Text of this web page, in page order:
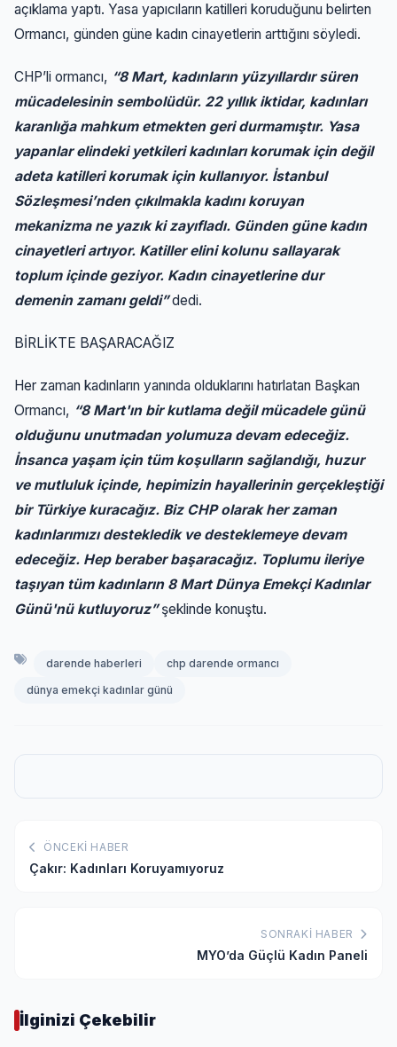
açıklama yaptı. Yasa yapıcıların katilleri koruduğunu belirten
Ormancı, günden güne kadın cinayetlerin arttığını söyledi.
CHP’li ormancı, “8 Mart, kadınların yüzyıllardır süren
mücadelesinin sembolüdür. 22 yıllık iktidar, kadınları
karanlığa mahkum etmekten geri durmamıştır. Yasa
yapanlar elindeki yetkileri kadınları korumak için değil
adeta katilleri korumak için kullanıyor. İstanbul
Sözleşmesi’nden çıkılmakla kadını koruyan
mekanizma ne yazık ki zayıfladı. Günden güne kadın
cinayetleri artıyor. Katiller elini kolunu sallayarak
toplum içinde geziyor. Kadın cinayetlerine dur
demenin zamanı geldi”dedi.
BİRLİKTE BAŞARACAĞIZ
Her zaman kadınların yanında olduklarını hatırlatan Başkan
Ormancı, “8 Mart'ın bir kutlama değil mücadele günü
olduğunu unutmadan yolumuza devam edeceğiz.
İnsanca yaşam için tüm koşulların sağlandığı, huzur
ve mutluluk içinde, hepimizin hayallerinin gerçekleştiği
bir Türkiye kuracağız. Biz CHP olarak her zaman
kadınlarımızı destekledik ve desteklemeye devam
edeceğiz. Hep beraber başaracağız. Toplumu ileriye
taşıyan tüm kadınların 8 Mart Dünya Emekçi Kadınlar
Günü'nü kutluyoruz”şeklinde konuştu.
darende haberleri
chp darende ormancı
dünya emekçi kadınlar günü
ÖNCEKI HABER
Çakır: Kadınları Koruyamıyoruz
SONRAKI HABER
MYO’da Güçlü Kadın Paneli
İlginizi Çekebilir